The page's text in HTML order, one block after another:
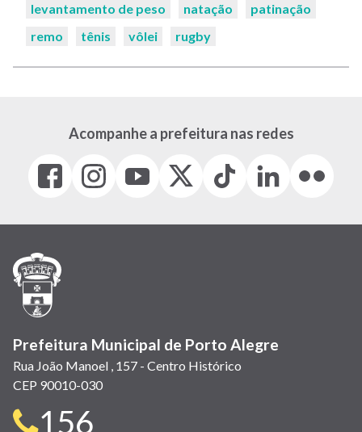
levantamento de peso
natação
patinação
remo
tênis vôlei rugby
Acompanhe a prefeitura nas redes
Facebook
(link
em
janela)
Instagram
(link
em
(link
em
(Antigo
(link
Tiktok
(link
em
LinkedIn
(link
em
(link
em
Prefeitura Municipal de Porto Alegre
Rua João Manoel , 157 - Centro Histórico
CEP 90010-030
Telefone
156